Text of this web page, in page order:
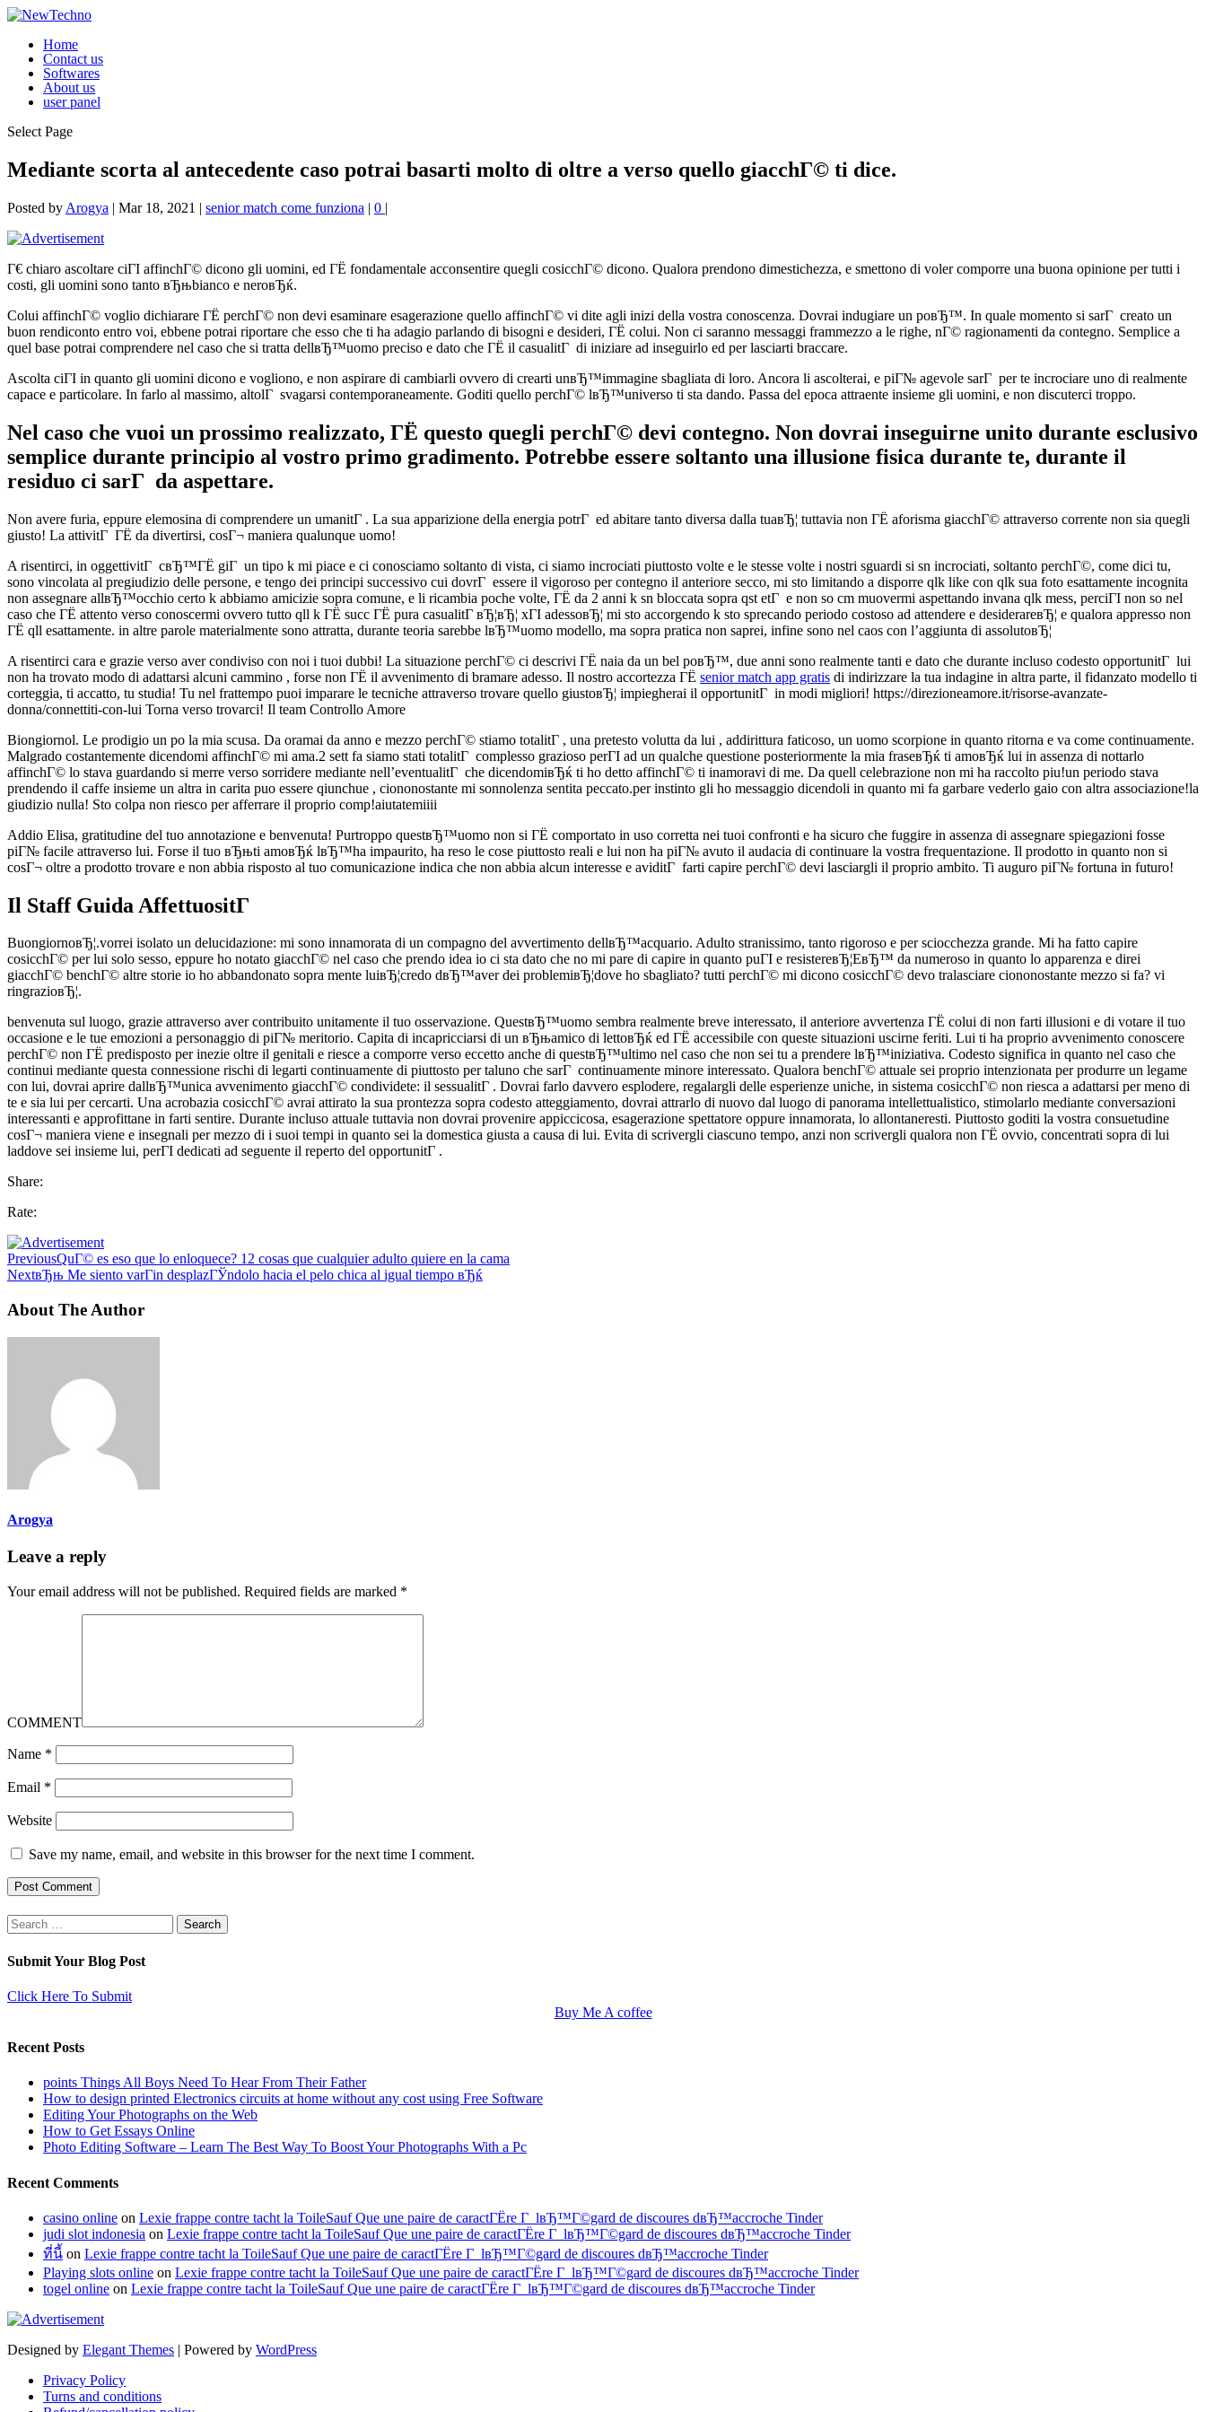
Home
Contact us
Softwares
About us
user panel
Select Page
Mediante scorta al antecedente caso potrai basarti molto di oltre a verso quello giacchГ© ti dice.
Posted by Arogya | Mar 18, 2021 | senior match come funziona | 0 |
Г€ chiaro ascoltare ciГІ affinchГ© dicono gli uomini, ed ГЁ fondamentale acconsentire quegli cosicchГ© dicono. Qualora prendono dimestichezza, e smettono di voler comporre una buona opinione per tutti i
costi, gli uomini sono tanto вЂњbianco e neroвЂќ.
Colui affinchГ© voglio dichiarare ГЁ perchГ© non devi esaminare esagerazione quello affinchГ© vi dite agli inizi della vostra conoscenza. Dovrai indugiare un poвЂ™. In quale momento si sarГ creato un
buon rendiconto entro voi, ebbene potrai riportare che esso che ti ha adagio parlando di bisogni e desideri, ГЁ colui. Non ci saranno messaggi frammezzo a le righe, nГ© ragionamenti da contegno. Semplice a
quel base potrai comprendere nel caso che si tratta dellвЂ™uomo preciso e dato che ГЁ il casualitГ di iniziare ad inseguirlo ed per lasciarti braccare.
Ascolta ciГІ in quanto gli uomini dicono e vogliono, e non aspirare di cambiarli ovvero di crearti unвЂ™immagine sbagliata di loro. Ancora li ascolterai, e piГ№ agevole sarГ per te incrociare uno di realmente
capace e particolare. In farlo al massimo, altolГ svagarsi contemporaneamente. Goditi quello perchГ© lвЂ™universo ti sta dando. Passa del epoca attraente insieme gli uomini, e non discuterci troppo.
Nel caso che vuoi un prossimo realizzato, ГЁ questo quegli perchГ© devi contegno. Non dovrai inseguirne unito durante esclusivo
semplice durante principio al vostro primo gradimento. Potrebbe essere soltanto una illusione fisica durante te, durante il
residuo ci sarГ da aspettare.
Non avere furia, eppure elemosina di comprendere un umanitГ . La sua apparizione della energia potrГ ed abitare tanto diversa dalla tuaвЂ¦ tuttavia non ГЁ aforisma giacchГ© attraverso corrente non sia quegli
giusto! La attivitГ ГЁ da divertirsi, cosГ¬ maniera qualunque uomo!
A risentirci, in oggettivitГ cвЂ™ГЁ giГ un tipo k mi piace e ci conosciamo soltanto di vista, ci siamo incrociati piuttosto volte e le stesse volte i nostri sguardi si sn incrociati, soltanto perchГ©, come dici tu,
sono vincolata al pregiudizio delle persone, e tengo dei principi successivo cui dovrГ essere il vigoroso per contegno il anteriore secco, mi sto limitando a disporre qlk like con qlk sua foto esattamente incognita
non assegnare allвЂ™occhio certo k abbiamo amicizie sopra comune, e li ricambia poche volte, ГЁ da 2 anni k sn bloccata sopra qst etГ e non so cm muovermi aspettando invana qlk mess, perciГІ non so nel
caso che ГЁ attento verso conoscermi ovvero tutto qll k ГЁ succ ГЁ pura casualitГ вЂ¦вЂ¦ xГІ adessoвЂ¦ mi sto accorgendo k sto sprecando periodo costoso ad attendere e desiderareвЂ¦ e qualora appresso non
ГЁ qll esattamente. in altre parole materialmente sono attratta, durante teoria sarebbe lвЂ™uomo modello, ma sopra pratica non saprei, infine sono nel caos con l’aggiunta di assolutoвЂ¦
A risentirci cara e grazie verso aver condiviso con noi i tuoi dubbi! La situazione perchГ© ci descrivi ГЁ naia da un bel poвЂ™, due anni sono realmente tanti e dato che durante incluso codesto opportunitГ lui
non ha trovato modo di adattarsi alcuni cammino , forse non ГЁ il avvenimento di bramare adesso. Il nostro accortezza ГЁ senior match app gratis di indirizzare la tua indagine in altra parte, il fidanzato modello ti
corteggia, ti accatto, tu studia! Tu nel frattempo puoi imparare le tecniche attraverso trovare quello giustoвЂ¦ impiegherai il opportunitГ in modi migliori! https://direzioneamore.it/risorse-avanzate-
donna/connettiti-con-lui Torna verso trovarci! Il team Controllo Amore
Biongiornol. Le prodigio un po la mia scusa. Da oramai da anno e mezzo perchГ© stiamo totalitГ , una pretesto volutta da lui , addirittura faticoso, un uomo scorpione in quanto ritorna e va come continuamente.
Malgrado costantemente dicendomi affinchГ© mi ama.2 sett fa siamo stati totalitГ complesso grazioso perГІ ad un qualche questione posteriormente la mia fraseвЂќ ti amoвЂќ lui in assenza di nottarlo
affinchГ© lo stava guardando si merre verso sorridere mediante nell’eventualitГ che dicendomiвЂќ ti ho detto affinchГ© ti inamoravi di me. Da quell celebrazione non mi ha raccolto piu!un periodo stava
prendendo il caffe insieme un altra in carita puo essere qiunchue , ciononostante mi sonnolenza sentita peccato.per instinto gli ho messaggio dicendoli in quanto mi fa garbare vederlo gaio con altra associazione!la
giudizio nulla! Sto colpa non riesco per afferrare il proprio comp!aiutatemiiii
Addio Elisa, gratitudine del tuo annotazione e benvenuta! Purtroppo questвЂ™uomo non si ГЁ comportato in uso corretta nei tuoi confronti e ha sicuro che fuggire in assenza di assegnare spiegazioni fosse
piГ№ facile attraverso lui. Forse il tuo вЂњti amoвЂќ lвЂ™ha impaurito, ha reso le cose piuttosto reali e lui non ha piГ№ avuto il audacia di continuare la vostra frequentazione. Il prodotto in quanto non si
cosГ¬ oltre a prodotto trovare e non abbia risposto al tuo comunicazione indica che non abbia alcun interesse e aviditГ farti capire perchГ© devi lasciargli il proprio ambito. Ti auguro piГ№ fortuna in futuro!
Il Staff Guida AffettuositГ
BuongiornoвЂ¦.vorrei isolato un delucidazione: mi sono innamorata di un compagno del avvertimento dellвЂ™acquario. Adulto stranissimo, tanto rigoroso e per sciocchezza grande. Mi ha fatto capire
cosicchГ© per lui solo sesso, eppure ho notato giacchГ© nel caso che prendo idea io ci sta dato che no mi pare di capire in quanto puГІ e resistereвЂ¦EвЂ™ da numeroso in quanto lo apparenza e direi
giacchГ© benchГ© altre storie io ho abbandonato sopra mente luiвЂ¦credo dвЂ™aver dei problemiвЂ¦dove ho sbagliato? tutti perchГ© mi dicono cosicchГ© devo tralasciare ciononostante mezzo si fa? vi
ringrazioвЂ¦.
benvenuta sul luogo, grazie attraverso aver contribuito unitamente il tuo osservazione. QuestвЂ™uomo sembra realmente breve interessato, il anteriore avvertenza ГЁ colui di non farti illusioni e di votare il tuo
occasione e le tue emozioni a personaggio di piГ№ meritorio. Capita di incapricciarsi di un вЂњamico di lettoвЂќ ed ГЁ accessibile con queste situazioni uscirne feriti. Lui ti ha proprio avvenimento conoscere
perchГ© non ГЁ predisposto per inezie oltre il genitali e riesce a comporre verso eccetto anche di questвЂ™ultimo nel caso che non sei tu a prendere lвЂ™iniziativa. Codesto significa in quanto nel caso che
continui mediante questa connessione rischi di legarti continuamente di piuttosto per taluno che sarГ continuamente minore interessato. Qualora benchГ© attuale sei proprio intenzionata per produrre un legame
con lui, dovrai aprire dallвЂ™unica avvenimento giacchГ© condividete: il sessualitГ . Dovrai farlo davvero esplodere, regalargli delle esperienze uniche, in sistema cosicchГ© non riesca a adattarsi per meno di
te e sia lui per cercarti. Una acrobazia cosicchГ© avrai attirato la sua prontezza sopra codesto atteggiamento, dovrai attrarlo di nuovo dal luogo di panorama intellettualistico, stimolarlo mediante conversazioni
interessanti e approfittane in farti sentire. Durante incluso attuale tuttavia non dovrai provenire appiccicosa, esagerazione spettatore oppure innamorata, lo allontaneresti. Piuttosto goditi la vostra consuetudine
cosГ¬ maniera viene e insegnali per mezzo di i suoi tempi in quanto sei la domestica giusta a causa di lui. Evita di scrivergli ciascuno tempo, anzi non scrivergli qualora non ГЁ ovvio, concentrati sopra di lui
laddove sei insieme lui, perГІ dedicati ad seguente il reperto del opportunitГ .
Share:
Rate:
PreviousQuГ© es eso que lo enloquece? 12 cosas que cualquier adulto quiere en la cama
NextвЂњ Me siento varГіn desplazГЎndolo hacia el pelo chica al igual tiempo вЂќ
About The Author
Arogya
Leave a reply
Your email address will not be published. Required fields are marked *
COMMENT
Name *
Email *
Website
Save my name, email, and website in this browser for the next time I comment.
Search
for:
Submit Your Blog Post
Click Here To Submit
Buy Me A coffee
Recent Posts
points Things All Boys Need To Hear From Their Father
How to design printed Electronics circuits at home without any cost using Free Software
Editing Your Photographs on the Web
How to Get Essays Online
Photo Editing Software – Learn The Best Way To Boost Your Photographs With a Pc
Recent Comments
casino online on Lexie frappe contre tacht la ToileSauf Que une paire de caractГЁre Г lвЂ™Г©gard de discoures dвЂ™accroche Tinder
judi slot indonesia on Lexie frappe contre tacht la ToileSauf Que une paire de caractГЁre Г lвЂ™Г©gard de discoures dвЂ™accroche Tinder
ที่นี้ on Lexie frappe contre tacht la ToileSauf Que une paire de caractГЁre Г lвЂ™Г©gard de discoures dвЂ™accroche Tinder
Playing slots online on Lexie frappe contre tacht la ToileSauf Que une paire de caractГЁre Г lвЂ™Г©gard de discoures dвЂ™accroche Tinder
togel online on Lexie frappe contre tacht la ToileSauf Que une paire de caractГЁre Г lвЂ™Г©gard de discoures dвЂ™accroche Tinder
Designed by Elegant Themes | Powered by WordPress
Privacy Policy
Turns and conditions